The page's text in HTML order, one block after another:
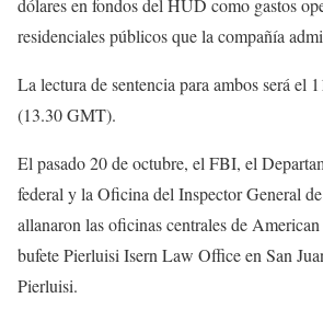
dólares en fondos del HUD como gastos
residenciales públicos que la compañía
La lectura de sentencia para ambos será el
(13.30 GMT).
El pasado 20 de octubre, el FBI, el
federal y la Oficina del Inspector General
allanaron las oficinas centrales de
bufete Pierluisi Isern Law Office en San
Pierluisi.